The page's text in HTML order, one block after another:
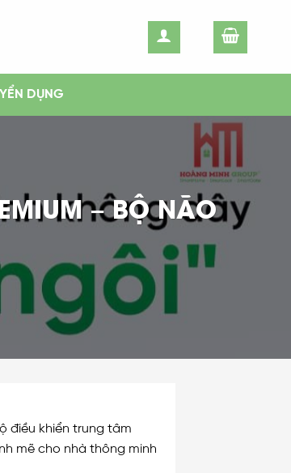
DỤNG
– BỘ NÃO
điều khiển trung tâm
mẽ cho nhà thông minh